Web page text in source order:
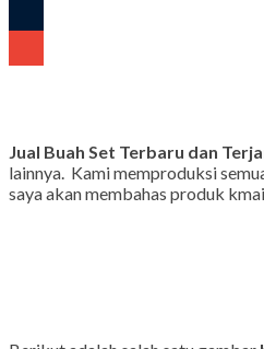
Jual Buah Set Terbaru dan
lainnya. Kami memproduksi
saya akan membahas produk